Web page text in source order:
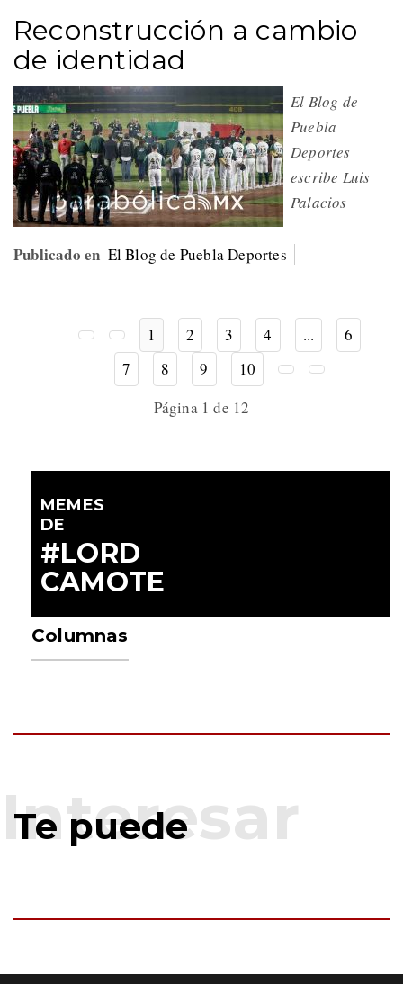
Reconstrucción a cambio
de identidad
El Blog de
Puebla
Deportes
escribe Luis
Palacios
Publicado en El Blog de Puebla Deportes
1 2 3 4 ...
6
7
8 9
10
Página 1 de 12
MEMES
DE
#LORD
CAMOTE
Columnas
Te puede